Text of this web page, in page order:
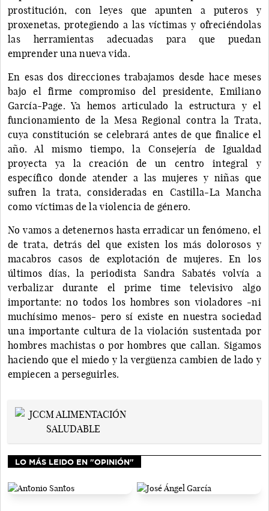
prostitución, con leyes que apunten a puteros y
proxenetas, protegiendo a las víctimas y ofreciéndolas
las herramientas adecuadas para que puedan
emprender una nueva vida.
En esas dos direcciones trabajamos desde hace meses
bajo el firme compromiso del presidente, Emiliano
García-Page. Ya hemos articulado la estructura y el
funcionamiento de la Mesa Regional contra la Trata,
cuya constitución se celebrará antes de que finalice el
año. Al mismo tiempo, la Consejería de Igualdad
proyecta ya la creación de un centro integral y
específico donde atender a las mujeres y niñas que
sufren la trata, consideradas en Castilla-La Mancha
como víctimas de la violencia de género.
No vamos a detenernos hasta erradicar un fenómeno, el
de trata, detrás del que existen los más dolorosos y
macabros casos de explotación de mujeres. En los
últimos días, la periodista Sandra Sabatés volvía a
verbalizar durante el prime time televisivo algo
importante: no todos los hombres son violadores -ni
muchísimo menos- pero sí existe en nuestra sociedad
una importante cultura de la violación sustentada por
hombres machistas o por hombres que callan. Sigamos
haciendo que el miedo y la vergüenza cambien de lado y
empiecen a perseguirles.
LO MÁS LEIDO EN "OPINIÓN"